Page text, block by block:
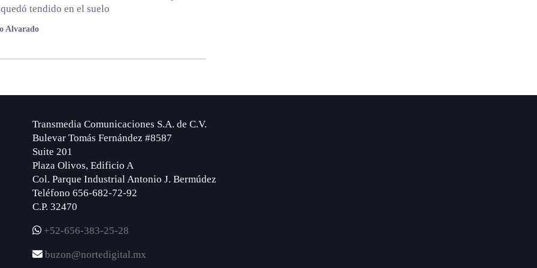
tendido en el suelo
Alvarado
Transmedia Comunicaciones S.A. de C.V.
Bulevar Tomás Fernández #8587
Suite 201
Plaza Olivos, Edificio A
Col. Parque Industrial Antonio J. Bermúdez
Teléfono 656-682-72-92
C.P. 32470
+52-656-383-25-28
buzon@nortedigital.mx